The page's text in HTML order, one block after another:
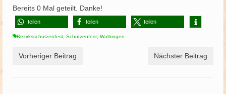
Bereits 0 Mal geteilt. Danke!
teilen teilen teilen
Bezirksschützenfest Schützenfest Waltringen
Vorheriger Beitrag Nächster Beitrag